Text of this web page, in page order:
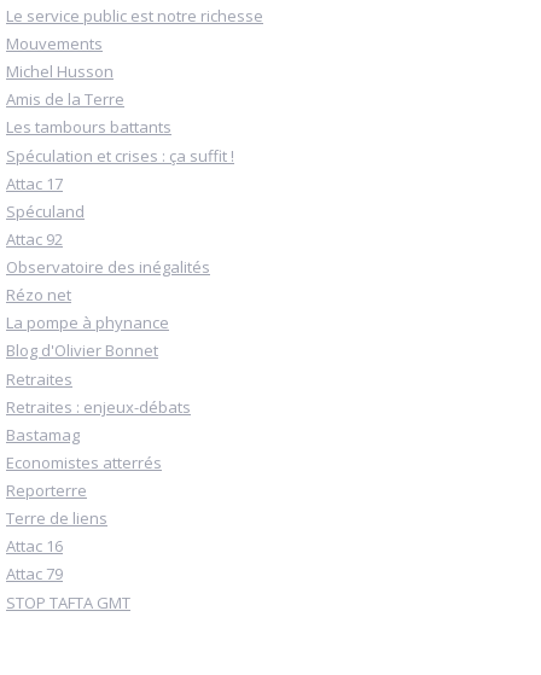
Le service public est notre richesse
Mouvements
Michel Husson
Amis de la Terre
Les tambours battants
Spéculation et crises : ça suffit !
Attac 17
Spéculand
Attac 92
Observatoire des inégalités
Rézo net
La pompe à phynance
Blog d'Olivier Bonnet
Retraites
Retraites : enjeux-débats
Bastamag
Economistes atterrés
Reporterre
Terre de liens
Attac 16
Attac 79
STOP TAFTA GMT